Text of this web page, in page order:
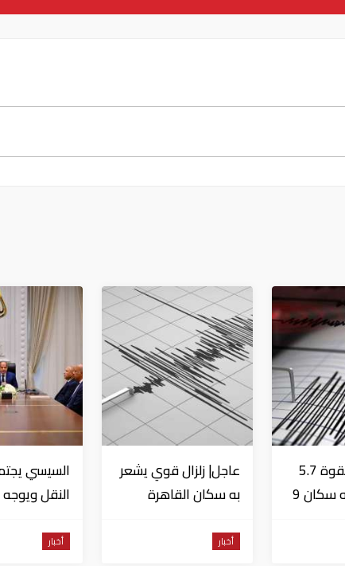
عاجل| زلزال بقوة 5.7
درجة يشعر به سكان 9
عاجل| زلزال قوي يشعر
به سكان القاهرة
أخبار
السيسي
النقل
المشروعات
أخبار